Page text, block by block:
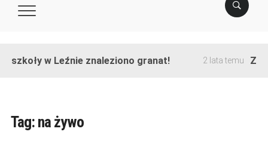
w Leźnie znaleziono granat! 2 lata temu
Tag: na żywo